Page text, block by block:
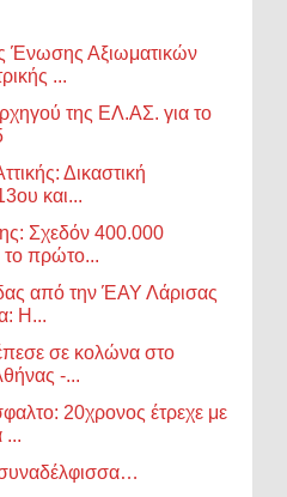
Ένωσης Αξιωματικών
...
της ΕΛ.ΑΣ. για το
Δικαστική
και...
Σχεδόν 400.000
το πρώτο...
από την ΈΑΥ Λάρισας
Η...
σε κολώνα στο
-...
20χρονος έτρεχε με
...